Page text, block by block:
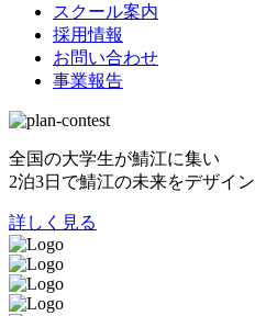
スクール案内
採用情報
お問い合わせ
事業報告
全国の大学生が鯖江に集い
2泊3日で鯖江の未来をデザイン
詳しく見る